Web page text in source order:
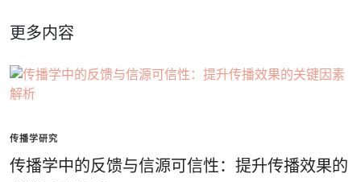
更多内容
传播学研究
传播学中的反馈与信源可信性：提升传播效果的